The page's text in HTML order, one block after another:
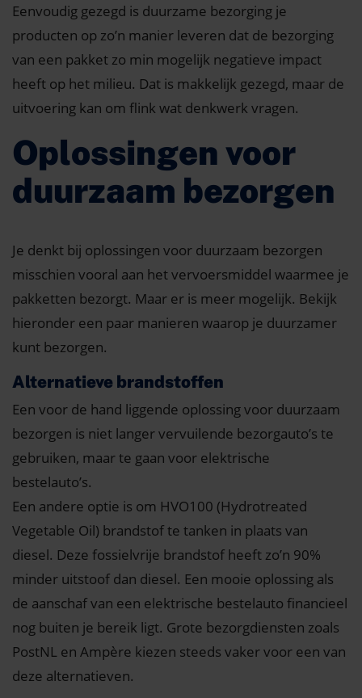
Eenvoudig gezegd is duurzame bezorging je
producten op zo’n manier leveren dat de bezorging
van een pakket zo min mogelijk negatieve impact
heeft op het milieu. Dat is makkelijk gezegd, maar de
uitvoering kan om flink wat denkwerk vragen.
Oplossingen voor
duurzaam bezorgen
Je denkt bij oplossingen voor duurzaam bezorgen
misschien vooral aan het vervoersmiddel waarmee je
pakketten bezorgt. Maar er is meer mogelijk. Bekijk
hieronder een paar manieren waarop je duurzamer
kunt bezorgen.
Alternatieve brandstoffen
Een voor de hand liggende oplossing voor duurzaam
bezorgen is niet langer vervuilende bezorgauto’s te
gebruiken, maar te gaan voor elektrische
bestelauto’s.
Een andere optie is om HVO100 (Hydrotreated
Vegetable Oil) brandstof te tanken in plaats van
diesel. Deze fossielvrije brandstof heeft zo’n 90%
minder uitstoof dan diesel. Een mooie oplossing als
de aanschaf van een elektrische bestelauto financieel
nog buiten je bereik ligt. Grote bezorgdiensten zoals
PostNL en Ampère kiezen steeds vaker voor een van
deze alternatieven.